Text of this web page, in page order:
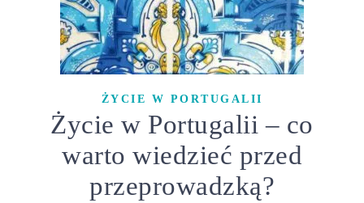
ŻYCIE W PORTUGALII
Życie w Portugalii – co
warto wiedzieć przed
przeprowadzką?